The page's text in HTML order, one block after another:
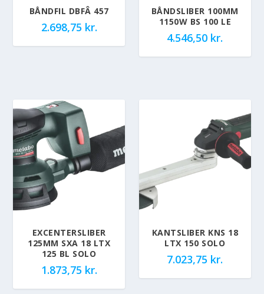
BÅNDFIL DBFÂ 457
2.698,75 kr.
BÅNDSLIBER 100MM
1150W BS 100 LE
4.546,50 kr.
EXCENTERSLIBER
125MM SXA 18 LTX
125 BL SOLO
1.873,75 kr.
KANTSLIBER KNS 18
LTX 150 SOLO
7.023,75 kr.